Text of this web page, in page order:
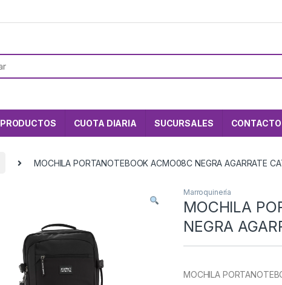
PRODUCTOS CUOTA DIARIA SUCURSALES CONTACTO
MOCHILA PORTANOTEBOOK ACMO08C NEGRA AGARRATE
Marroquinería
MOCHILA
NEGRA
MOCHILA